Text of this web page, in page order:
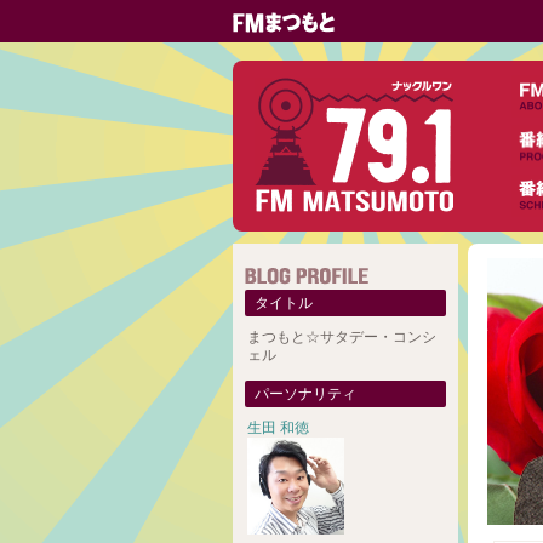
タイトル
まつもと☆サタデー・コンシ
ェル
パーソナリティ
生田 和徳